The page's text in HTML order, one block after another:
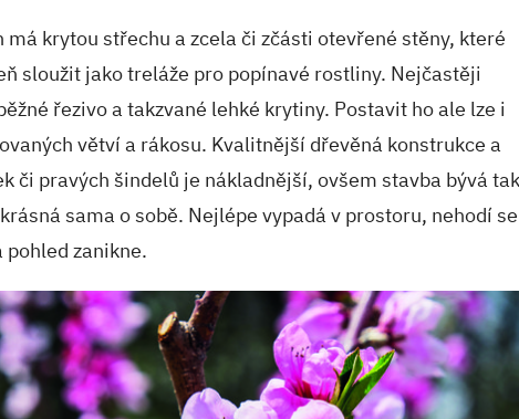
má krytou střechu a zcela či zčásti otevřené stěny, které
sloužit jako treláže pro popínavé rostliny. Nejčastěji
řezivo a takzvané lehké krytiny. Postavit ho ale lze i
větví a rákosu. Kvalitnější dřevěná konstrukce a
či pravých šindelů je nákladnější, ovšem stavba bývá
sama o sobě. Nejlépe vypadá v prostoru, nehodí se
pohled zanikne.